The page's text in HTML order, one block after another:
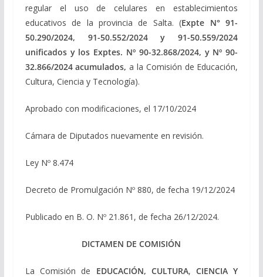
regular el uso de celulares en establecimientos
educativos de la provincia de Salta. (Expte N° 91-
50.290/2024, 91-50.552/2024 y 91-50.559/2024
unificados y los Exptes. Nº 90-32.868/2024, y Nº 90-
32.866/2024 acumulados,a la Comisión de Educación,
Cultura, Ciencia y Tecnología).
Aprobado con modificaciones, el 17/10/2024
Cámara de Diputados nuevamente en revisión.
Ley Nº 8.474
Decreto de Promulgación Nº 880, de fecha 19/12/2024
Publicado en B. O. Nº 21.861, de fecha 26/12/2024.
DICTAMEN DE COMISIÓN
La Comisión de EDUCACIÓN, CULTURA,CIENCIA Y